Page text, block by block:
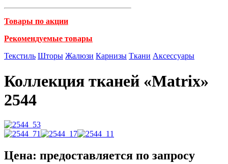
Товары по акции
Рекомендуемые товары
Текстиль Шторы Жалюзи Карнизы Ткани Аксессуары
Коллекция тканей «Matrix»
2544
Цена: предоставляется по запросу